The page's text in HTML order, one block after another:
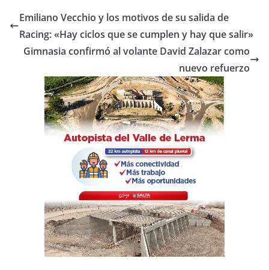
e
b
o
o
k
er s
A
p
p
p
ar
tir
Emiliano Vecchio y los motivos de su salida de
Racing: «Hay ciclos que se cumplen y hay que salir»
Gimnasia confirmó al volante David Zalazar como
nuevo refuerzo